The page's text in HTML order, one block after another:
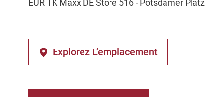
EUR TK Maxx DE Store 516 - Potsdamer Platz
Explorez L’emplacement